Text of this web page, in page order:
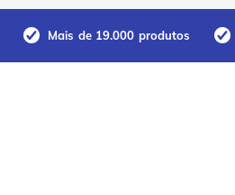
Mais de 19.000 produtos